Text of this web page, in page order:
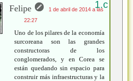
Felipe
1 de abril de 2014 a las
22:27
Uno de los pilares de la economía
surcoreana son las grandes
constructoras de los
conglomerados, y en Corea se
están quedando sin espacio para
construir más infraestructuras y la